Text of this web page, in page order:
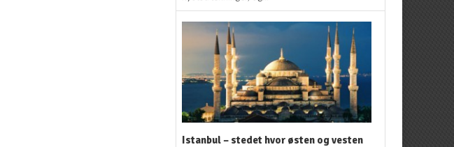
Istanbul – stedet hvor østen og vesten